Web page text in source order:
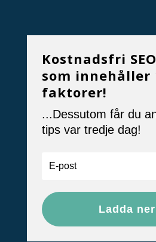
Kostnadsfri
som innehåller
faktorer!
...Dessutom får du
tips var tredje dag!
Ladda ner